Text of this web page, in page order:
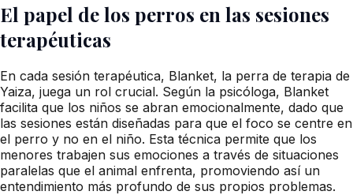
El papel de los perros en las sesiones
terapéuticas
En cada sesión terapéutica, Blanket, la perra de terapia de
Yaiza, juega un rol crucial. Según la psicóloga, Blanket
facilita que los niños se abran emocionalmente, dado que
las sesiones están diseñadas para que el foco se centre en
el perro y no en el niño. Esta técnica permite que los
menores trabajen sus emociones a través de situaciones
paralelas que el animal enfrenta, promoviendo así un
entendimiento más profundo de sus propios problemas.